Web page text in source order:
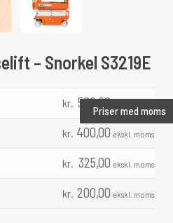
Priser med moms
– Snorkel S3219E
kr. 500,00
kr. 400,00 ekskl. moms
kr. 325,00 ekskl. moms
kr. 200,00 ekskl. moms